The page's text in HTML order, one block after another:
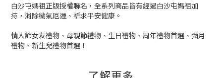
白沙屯媽祖正版授權聯名，全系列商品皆有經過白沙屯媽祖加
持，消除穢氣厄運、祈求平安健康。
情人節女友禮物、母親節禮物、生日禮物、周年禮物首選、彌月
禮物、新生兒禮物首選！